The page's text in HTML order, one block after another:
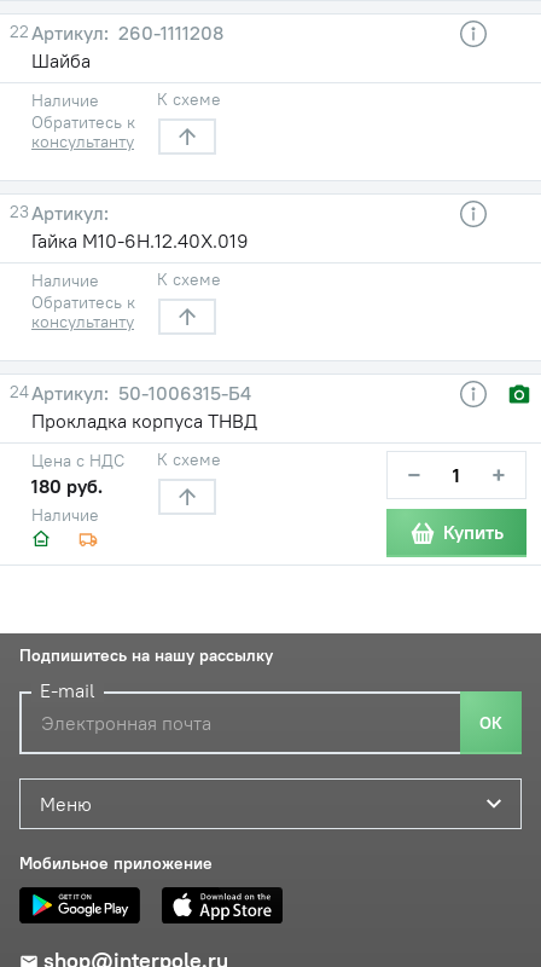
22
260-1111208
Шайба
Наличие
Обратитесь к
консультанту
К схеме
23
Гайка М10-6Н.12.40Х.019
Наличие
Обратитесь к
консультанту
К схеме
24
50-1006315-Б4
Прокладка корпуса ТНВД
Наличие
Цена с НДС
180 руб.
К схеме − +
Купить
Меню
Мобильное приложение
shop@interpole.ru
Подпишитесь на нашу рассылку
E-mail
ОК